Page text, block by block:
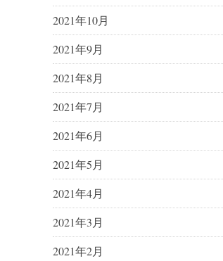
2021年10月
2021年9月
2021年8月
2021年7月
2021年6月
2021年5月
2021年4月
2021年3月
2021年2月